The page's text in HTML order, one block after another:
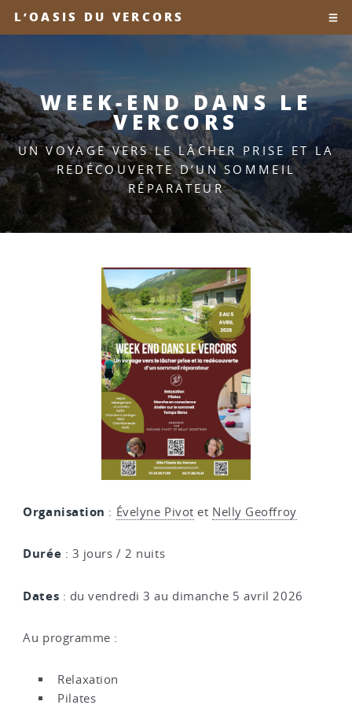
L’OASIS DU VERCORS
WEEK-END DANS LE
VERCORS
UN VOYAGE VERS LE LÂCHER PRISE ET LA
REDÉCOUVERTE D’UN SOMMEIL
RÉPARATEUR
Organisation : Évelyne Pivot et Nelly Geoffroy
Durée : 3 jours / 2 nuits
Dates : du vendredi 3 au dimanche 5 avril 2026
Au programme :
Relaxation
Pilates